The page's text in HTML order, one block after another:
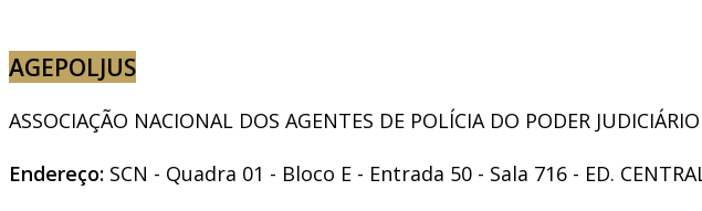
AGEPOLJUS
ASSOCIAÇÃO NACIONAL DOS AGENTES DE POLÍCIA DO PODER
Endereço: SCN - Quadra 01 - Bloco E - Entrada 50 - Sala 716 - ED.